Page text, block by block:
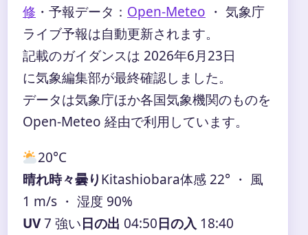
修 ・ 予報データ： Open-Meteo ・ 気象庁
ライブ予報は自動更新されます。
記載のガイダンスは 2026年6月23日
に気象編集部が最終確認しました。
データは気象庁ほか各国気象機関のものを
Open-Meteo 経由で利用しています。
20°C
晴れ時々曇りKitashiobara体感 22° ・ 風
1 m/s ・ 湿度 90%
UV7 強い日の出 04:50日の入 18:40